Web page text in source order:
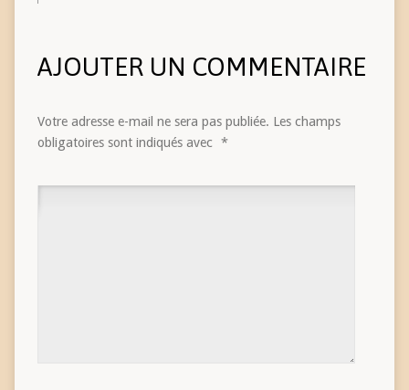
AJOUTER UN COMMENTAIRE
Votre adresse e-mail ne sera pas publiée. Les champs
obligatoires sont indiqués avec *